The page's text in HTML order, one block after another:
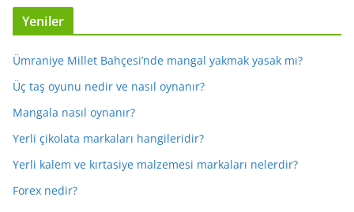
Yeniler
Ümraniye Millet Bahçesi’nde mangal yakmak yasak mı?
Üç taş oyunu nedir ve nasıl oynanır?
Mangala nasıl oynanır?
Yerli çikolata markaları hangileridir?
Yerli kalem ve kırtasiye malzemesi markaları nelerdir?
Forex nedir?